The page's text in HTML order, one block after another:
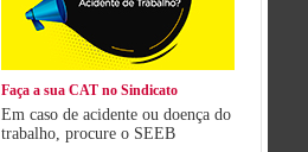
Faça a sua CAT no Sindicato
Em caso de acidente ou doença do
trabalho, procure o SEEB